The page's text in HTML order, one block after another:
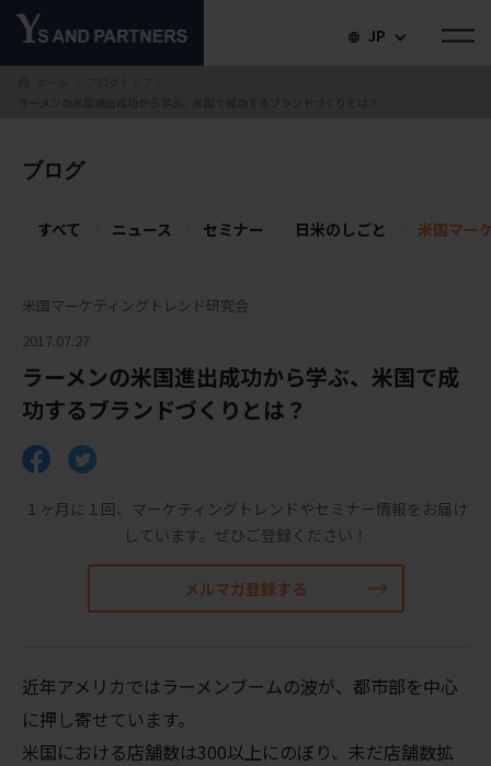
JP
ブログ
すべて ニュース セミナー 日米のしごと 米国マー
米国マーケティングトレンド研究会
2017.07.27
ラーメンの米国進出成功から学ぶ、米国で成
功するブランドづくりとは？
１ヶ月に１回、マーケティングトレンドやセミナー情報をお届け
しています。 ぜひご登録ください！
メルマガ登録する
近年アメリカではラーメンブームの波が、都市部を中心
に押し寄せています。
米国における店舗数は300以上にのぼり、未だ店舗数拡